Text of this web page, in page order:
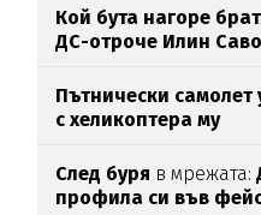
Кой бута нагоре
ДС-отроче Илин
Пътнически
с хеликоптера му
След буря в мрежата:
профила си във